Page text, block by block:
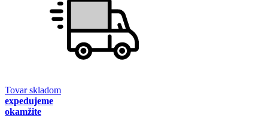
Tovar skladom
expedujeme
okamžite